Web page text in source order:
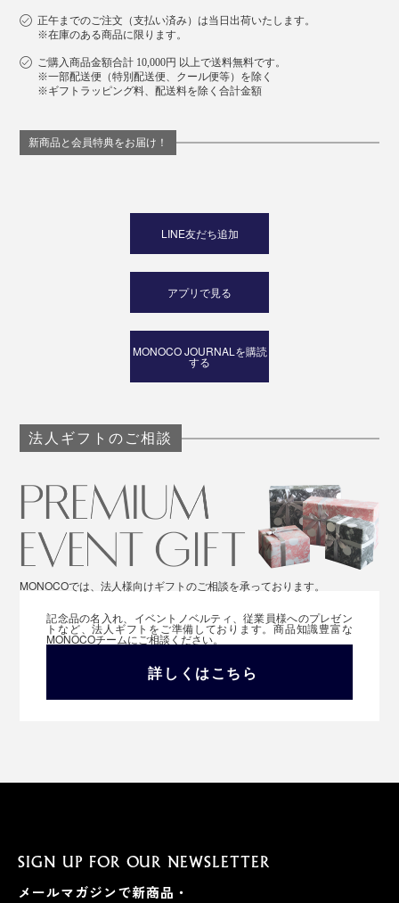
正午までのご注文（支払い済み）は当日出荷いたします。
※在庫のある商品に限ります。
ご購入商品金額合計 10,000円 以上で送料無料です。
※一部配送便（特別配送便、クール便等）を除く
※ギフトラッピング料、配送料を除く合計金額
新商品と会員特典をお届け！
LINE友だち追加
アプリで見る
MONOCO JOURNALを購読
する
法人ギフトのご相談
MONOCOでは、法人様向けギフトのご相談を承っております。
記念品の名入れ、イベントノベルティ、従業員様へのプレゼン
トなど、法人ギフトをご準備しております。商品知識豊富な
MONOCOチームにご相談ください。
詳しくはこちら
SIGN UP FOR OUR NEWSLETTER
メールマガジンで新商品・